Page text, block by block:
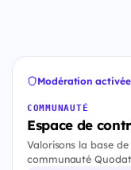
Modération activée
COMMUNAUTÉ
Espace de
Valorisons la base
communauté